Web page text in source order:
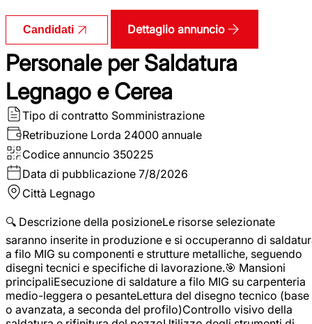
Candidati Dettaglio annuncio
Personale per Saldatura
Legnago e Cerea
Tipo di contratto Somministrazione
Retribuzione Lorda 24000 annuale
Codice annuncio 350225
Data di pubblicazione 7/8/2026
Città Legnago
🔍 Descrizione della posizioneLe risorse selezionate
saranno inserite in produzione e si occuperanno di
a filo MIG su componenti e strutture metalliche, seguendo
disegni tecnici e specifiche di lavorazione.🎯 Mansioni
principaliEsecuzione di saldature a filo MIG su carpenteria
medio-leggera o pesanteLettura del disegno tecnico (base
o avanzata, a seconda del profilo)Controllo visivo della